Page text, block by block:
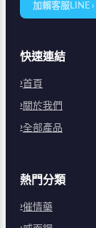
加賴客服LINE ›
快速連結
首頁
關於我們
全部產品
熱門分類
催情藥